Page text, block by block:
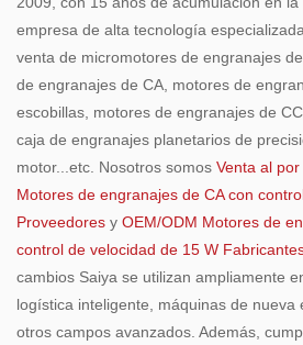
empresa de alta tecnología
venta de micromotores de engranajes
de engranajes de CA, motores de
escobillas, motores de engranajes de
caja de engranajes planetarios de
motor...etc. Nosotros somos Venta al
Motores de engranajes de CA con
Proveedores y OEM/ODM Motores de
control de velocidad de 15 W
cambios Saiya se utilizan ampliamente
logística inteligente, máquinas de nueva
otros campos avanzados. Además,